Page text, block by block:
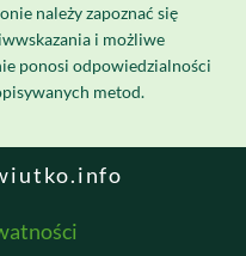
należy zapoznać się
i możliwe
ponosi odpowiedzialności
metod.